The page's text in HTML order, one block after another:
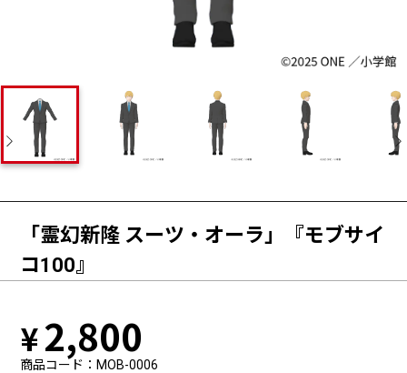
「霊幻新隆 スーツ・オーラ」『モブサイ
コ100』
2,800
商品コード
MOB-0006